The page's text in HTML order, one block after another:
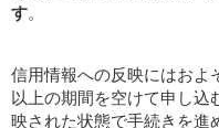
す。
信用情報への反映にはおよ
以上の期間を空けて申し込
映された状態で手続きを進